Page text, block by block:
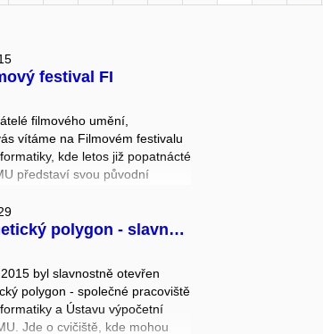
festival FI
filmového umění,
vítáme na Filmovém festivalu
kde letos již popatnácté
představí svou původní
Michala Kozubka, Ph.D. a
Brna Ing. Petra Vokřála
MU.
má motto střih!
polygon - slavnostní otevření
byl slavnostně otevřen
polygon - společné pracoviště
a Ústavu výpočetní
Jde o cvičiště, kde mohou